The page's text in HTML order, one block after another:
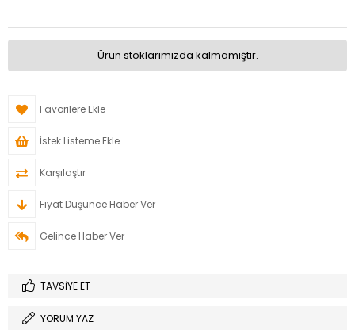
Ürün stoklarımızda kalmamıştır.
Favorilere Ekle
İstek Listeme Ekle
Karşılaştır
Fiyat Düşünce Haber Ver
Gelince Haber Ver
TAVSIYE ET
YORUM YAZ